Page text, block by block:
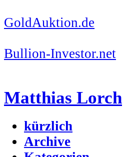
GoldAuktion.de
Bullion-Investor.net
Matthias Lorch
kürzlich
Archive